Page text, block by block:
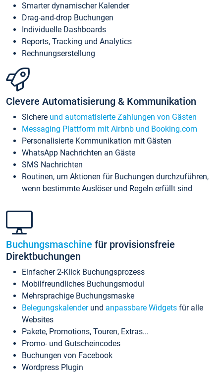
Smarter dynamischer Kalender
Drag-and-drop Buchungen
Individuelle Dashboards
Reports, Tracking und Analytics
Rechnungserstellung
Clevere Automatisierung & Kommunikation
Sichere und automatisierte Zahlungen von Gästen
Messaging Plattform mit Airbnb und Booking.com
Personalisierte Kommunikation mit Gästen
WhatsApp Nachrichten an Gäste
SMS Nachrichten
Routinen, um Aktionen für Buchungen durchzuführen,
wenn bestimmte Auslöser und Regeln erfüllt sind
Buchungsmaschine für provisionsfreie
Direktbuchungen
Einfacher 2-Klick Buchungsprozess
Mobilfreundliches Buchungsmodul
Mehrsprachige Buchungsmaske
Belegungskalenderund anpassbare Widgets für alle
Websites
Pakete, Promotions, Touren, Extras...
Promo- und Gutscheincodes
Buchungen von Facebook
Wordpress Plugin